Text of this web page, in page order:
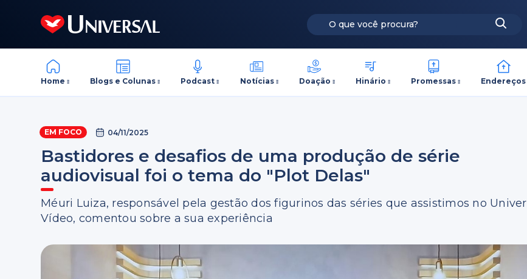
Home Blogs e Colunas Podcast Notícias Doação Hinário Promessas Endereços
EM FOCO 04/11/2025
Bastidores e desafios de uma produção de série
audiovisual foi o tema do "Plot Delas"
Méuri Luiza, responsável pela gestão dos figurinos das séries que assistimos no Univer
Vídeo, comentou sobre a sua experiência